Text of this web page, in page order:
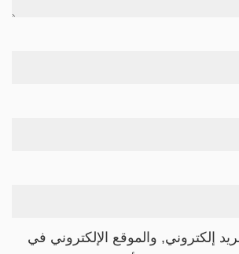
إلكتروني, والموقع الإلكتروني في